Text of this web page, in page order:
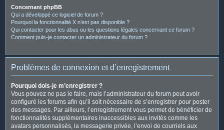
Concernant phpBB
Qui a développé ce logiciel de forum ?
Pourquoi la fonctionnalité X n’est pas disponible ?
Qui contacter pour les abus ou les questions légales concernant ce forum ?
Comment puis-je contacter un administrateur du forum ?
Problèmes de connexion et d’enregistrement
Pourquoi dois-je m’enregistrer ?
Vous pouvez ne pas le faire, mais l’administrateur du forum peut avoir
configuré les forums afin qu’il soit nécessaire de s’enregistrer pour poster
des messages. Par ailleurs, l’enregistrement vous permet de bénéficier de
fonctionnalités supplémentaires inaccessibles aux invités comme les
avatars personnalisés, la messagerie privée, l’envoi de courriels aux